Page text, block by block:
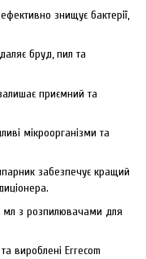
знищує бактерії,
бруд, пил та
приємний та
мікроорганізми та
забезпечує кращий
з розпилювачами для
вироблені Errecom